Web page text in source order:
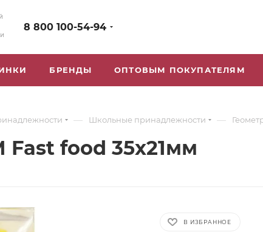
8 800 100-54-94
БРЕНДЫ ОПТОВЫМ ПОКУПАТЕЛЯМ
— Школьные принадлежности —
Fast food 35х21мм
В ИЗБРАННОЕ